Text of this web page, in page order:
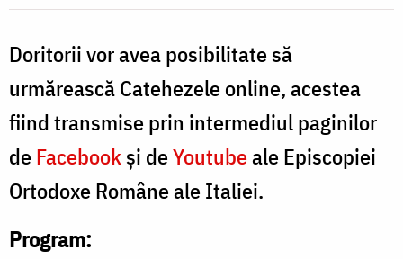
Doritorii vor avea posibilitate să
urmărească Catehezele online, acestea
fiind transmise prin intermediul paginilor
deFacebookși deYoutubeale Episcopiei
Ortodoxe Române ale Italiei.
Program: